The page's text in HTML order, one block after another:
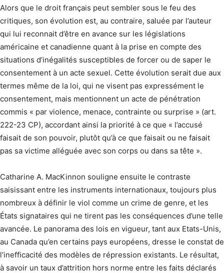
Alors que le droit français peut sembler sous le feu des
critiques, son évolution est, au contraire, saluée par l’auteur
qui lui reconnait d’être en avance sur les législations
américaine et canadienne quant à la prise en compte des
situations d’inégalités susceptibles de forcer ou de saper le
consentement à un acte sexuel. Cette évolution serait due aux
termes même de la loi, qui ne visent pas expressément le
consentement, mais mentionnent un acte de pénétration
commis « par violence, menace, contrainte ou surprise » (art.
222-23 CP), accordant ainsi la priorité à ce que « l’accusé
faisait de son pouvoir, plutôt qu’à ce que faisait ou ne faisait
pas sa victime alléguée avec son corps ou dans sa tête ».
Catharine A. MacKinnon souligne ensuite le contraste
saisissant entre les instruments internationaux, toujours plus
nombreux à définir le viol comme un crime de genre, et les
États signataires qui ne tirent pas les conséquences d’une telle
avancée. Le panorama des lois en vigueur, tant aux Etats-Unis,
au Canada qu’en certains pays européens, dresse le constat de
l’inefficacité des modèles de répression existants. Le résultat,
à savoir un taux d’attrition hors norme entre les faits déclarés